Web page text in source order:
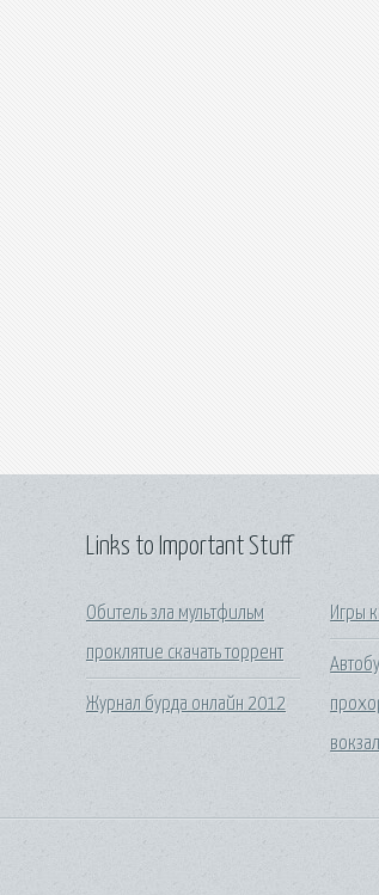
Links to Important Stuff
Обитель зла мультфильм
проклятие скачать торрент
Журнал бурда онлайн 2012
Игры
вокзал